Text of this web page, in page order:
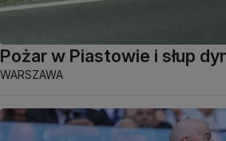
Pożar w Piastowie i słup
WARSZAWA